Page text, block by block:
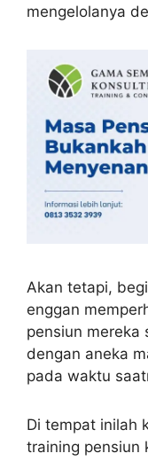
mengelolanya
Akan tetapi,
enggan
pensiun mereka
dengan aneka
pada waktu
Di tempat inilah
training pensiun